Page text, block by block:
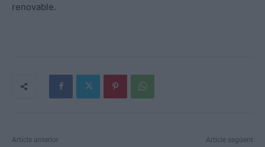
renovable.
Article anterior Article següent